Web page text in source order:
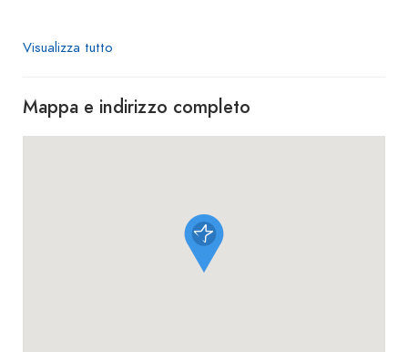
Visualizza tutto
Mappa e indirizzo completo